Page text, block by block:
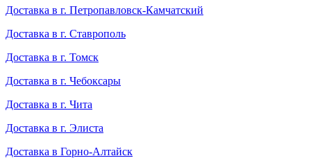
Доставка в г. Петропавловск-Камчатский
Доставка в г. Ставрополь
Доставка в г. Томск
Доставка в г. Чебоксары
Доставка в г. Чита
Доставка в г. Элиста
Доставка в Горно-Алтайск